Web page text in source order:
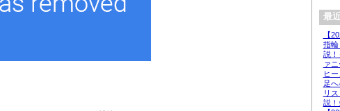
最
【
指
説
ァ
ヒ
足
リ
説！